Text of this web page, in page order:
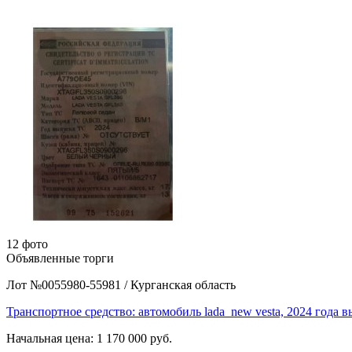
12 фото
Объявленные торги
Лот №0055980-55981 / Курганская область
Транспортное средство: автомобиль lada_new vesta, 2024 года
Начальная цена: 1 170 000 руб.